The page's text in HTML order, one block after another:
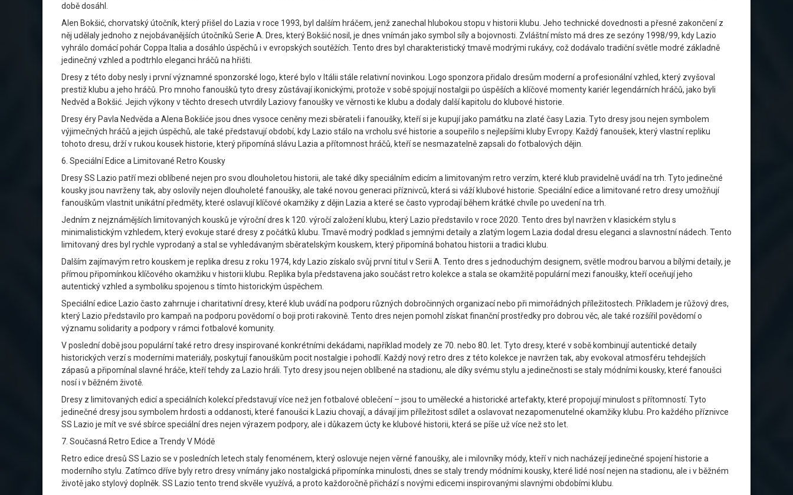
době dosáhl.
Alen Bokšić, chorvatský útočník, který přišel do Lazia v roce 1993, byl dalším hráčem, jenž zanechal hlubokou stopu v historii klubu. Jeho technické dovednosti a přesné zakončení z
něj udělaly jednoho z nejobávanějších útočníků Serie A. Dres, který Bokšić nosil, je dnes vnímán jako symbol síly a bojovnosti. Zvláštní místo má dres ze sezóny 1998/99, kdy Lazio
vyhrálo domácí pohár Coppa Italia a dosáhlo úspěchů i v evropských soutěžích. Tento dres byl charakteristický tmavě modrými rukávy, což dodávalo tradiční světle modré základně
jedinečný vzhled a podtrhlo eleganci hráčů na hřišti.
Dresy z této doby nesly i první významné sponzorské logo, které bylo v Itálii stále relativní novinkou. Logo sponzora přidalo dresům moderní a profesionální vzhled, který zvyšoval
prestiž klubu a jeho hráčů. Pro mnoho fanoušků tyto dresy zůstávají ikonickými, protože v sobě spojují nostalgii po úspěších a klíčové momenty kariér legendárních hráčů, jako byli
Nedvěd a Bokšić. Jejich výkony v těchto dresech utvrdily Laziovy fanoušky ve věrnosti ke klubu a dodaly další kapitolu do klubové historie.
Dresy éry Pavla Nedvěda a Alena Bokšiće jsou dnes vysoce ceněny mezi sběrateli i fanoušky, kteří si je kupují jako památku na zlaté časy Lazia. Tyto dresy jsou nejen symbolem
výjimečných hráčů a jejich úspěchů, ale také představují období, kdy Lazio stálo na vrcholu své historie a soupeřilo s nejlepšími kluby Evropy. Každý fanoušek, který vlastní repliku
tohoto dresu, drží v rukou kousek historie, který připomíná slávu Lazia a přítomnost hráčů, kteří se nesmazatelně zapsali do fotbalových dějin.
6. Speciální Edice a Limitované Retro Kousky
Dresy SS Lazio patří mezi oblíbené nejen pro svou dlouholetou historii, ale také díky speciálním edicím a limitovaným retro verzím, které klub pravidelně uvádí na trh. Tyto jedinečné
kousky jsou navrženy tak, aby oslovily nejen dlouholeté fanoušky, ale také novou generaci příznivců, která si váží klubové historie. Speciální edice a limitované retro dresy umožňují
fanouškům vlastnit unikátní předměty, které oslavují klíčové okamžiky z dějin Lazia a které se často vyprodají během krátké chvíle po uvedení na trh.
Jedním z nejznámějších limitovaných kousků je výroční dres k 120. výročí založení klubu, který Lazio představilo v roce 2020. Tento dres byl navržen v klasickém stylu s
minimalistickým vzhledem, který evokuje staré dresy z počátků klubu. Tmavě modrý podklad s jemnými detaily a zlatým logem Lazia dodal dresu eleganci a slavnostní nádech. Tento
limitovaný dres byl rychle vyprodaný a stal se vyhledávaným sběratelským kouskem, který připomíná bohatou historii a tradici klubu.
Dalším zajímavým retro kouskem je replika dresu z roku 1974, kdy Lazio získalo svůj první titul v Serii A. Tento dres s jednoduchým designem, světle modrou barvou a bílými detaily, je
přímou připomínkou klíčového okamžiku v historii klubu. Replika byla představena jako součást retro kolekce a stala se okamžitě populární mezi fanoušky, kteří oceňují jeho
autentický vzhled a symboliku spojenou s tímto historickým úspěchem.
Speciální edice Lazio často zahrnuje i charitativní dresy, které klub uvádí na podporu různých dobročinných organizací nebo při mimořádných příležitostech. Příkladem je růžový dres,
který Lazio představilo pro kampaň na podporu povědomí o boji proti rakovině. Tento dres nejen pomohl získat finanční prostředky pro dobrou věc, ale také rozšířil povědomí o
významu solidarity a podpory v rámci fotbalové komunity.
V poslední době jsou populární také retro dresy inspirované konkrétními dekádami, například modely ze 70. nebo 80. let. Tyto dresy, které v sobě kombinují autentické detaily
historických verzí s moderními materiály, poskytují fanouškům pocit nostalgie i pohodlí. Každý nový retro dres z této kolekce je navržen tak, aby evokoval atmosféru tehdejších
zápasů a připomínal slavné hráče, kteří tehdy za Lazio hráli. Tyto dresy jsou nejen oblíbené na stadionu, ale díky svému stylu a jedinečnosti se staly módními kousky, které fanoušci
nosí i v běžném životě.
Dresy z limitovaných edicí a speciálních kolekcí představují více než jen fotbalové oblečení – jsou to umělecké a historické artefakty, které propojují minulost s přítomností. Tyto
jedinečné dresy jsou symbolem hrdosti a oddanosti, které fanoušci k Laziu chovají, a dávají jim příležitost sdílet a oslavovat nezapomenutelné okamžiky klubu. Pro každého příznivce
SS Lazio je mít ve své sbírce speciální dres nejen výrazem podpory, ale i důkazem úcty ke klubové historii, která se píše už více než sto let.
7. Současná Retro Edice a Trendy V Módě
Retro edice dresů SS Lazio se v posledních letech staly fenoménem, který oslovuje nejen věrné fanoušky, ale i milovníky módy, kteří v nich nacházejí jedinečné spojení historie a
moderního stylu. Zatímco dříve byly retro dresy vnímány jako nostalgická připomínka minulosti, dnes se staly trendy módními kousky, které lidé nosí nejen na stadionu, ale i v běžném
životě jako stylový doplněk. SS Lazio tento trend skvěle využívá, a proto každoročně přichází s novými edicemi inspirovanými slavnými obdobími klubu.